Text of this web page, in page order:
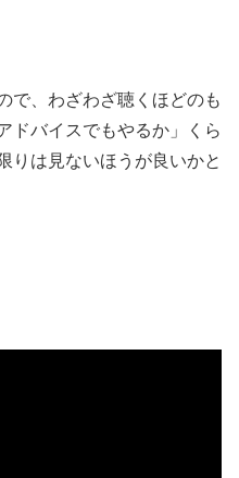
で、わざわざ聴くほどのも
ドバイスでもやるか」くら
りは見ないほうが良いかと